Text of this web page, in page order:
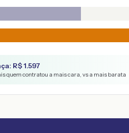
R$1.597
quem contratou a mais cara, vs a mais barata